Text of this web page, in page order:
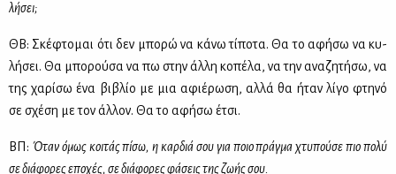
λή­σει;
ΘΒ: Σκέ­φτο­μαι ότι δεν μπο­ρώ να κά­νω τί­πο­τα. Θα το αφή­σω να κυ­
λή­σει. Θα μπο­ρού­σα να πω στην άλ­λη κο­πέ­λα, να την ανα­ζη­τή­σω, να
της χα­ρί­σω ένα βι­βλίο με μια αφιέ­ρω­ση, αλ­λά θα ήταν λί­γο φτη­νό
σε σχέ­ση με τον άλ­λον. Θα το αφή­σω έτσι.
ΒΠ: Όταν όμως κοι­τάς πί­σω, η καρ­διά σου για ποιο πράγ­μα χτυ­πού­σε πιο πο­λύ
σε διά­φο­ρες επο­χές, σε διά­φο­ρες φά­σεις της ζω­ής σου.